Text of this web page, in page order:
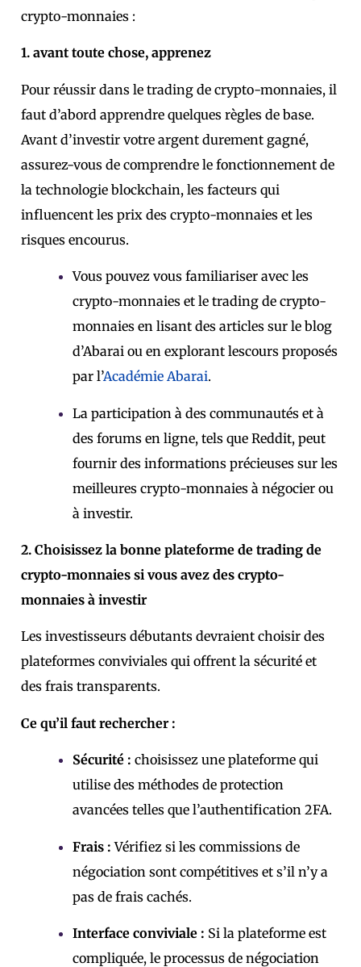
crypto-monnaies :
1. avant toute chose, apprenez
Pour réussir dans le trading de crypto-monnaies, il
faut d’abord apprendre quelques règles de base.
Avant d’investir votre argent durement gagné,
assurez-vous de comprendre le fonctionnement de
la technologie blockchain, les facteurs qui
influencent les prix des crypto-monnaies et les
risques encourus.
Vous pouvez vous familiariser avec les
crypto-monnaies et le trading de crypto-
monnaies en lisant des articles sur le blog
d’Abarai ou en explorant lescours proposés
par l’Académie Abarai.
La participation à des communautés et à
des forums en ligne, tels que Reddit, peut
fournir des informations précieuses sur les
meilleures crypto-monnaies à négocier ou
à investir.
2. Choisissez la bonne plateforme de trading de
crypto-monnaies si vous avez des crypto-
monnaies à investir
Les investisseurs débutants devraient choisir des
plateformes conviviales qui offrent la sécurité et
des frais transparents.
Ce qu’il faut rechercher :
Sécurité : choisissez une plateforme qui
utilise des méthodes de protection
avancées telles que l’authentification 2FA.
Frais : Vérifiez si les commissions de
négociation sont compétitives et s’il n’y a
pas de frais cachés.
Interface conviviale : Si la plateforme est
compliquée, le processus de négociation